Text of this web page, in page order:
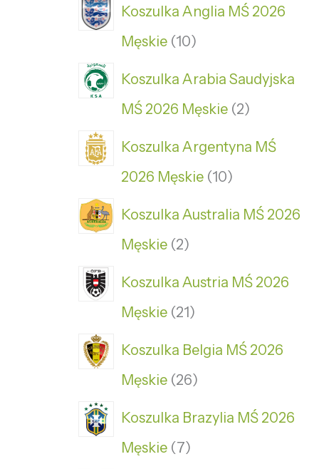
Koszulka Anglia MŚ 2026
Męskie 10
Koszulka Arabia Saudyjska
MŚ 2026 Męskie 2
Koszulka Argentyna MŚ
2026 Męskie 10
Koszulka Australia MŚ 2026
Męskie 2
Koszulka Austria MŚ 2026
Męskie 21
Koszulka Belgia MŚ 2026
Męskie 26
Koszulka Brazylia MŚ 2026
Męskie 7